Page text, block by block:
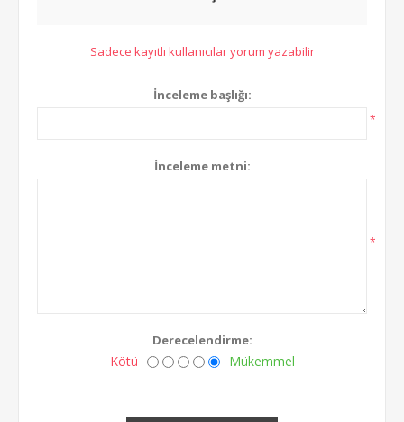
Sadece kayıtlı kullanıcılar yorum yazabilir
İnceleme başlığı:
*
İnceleme metni:
*
Derecelendirme:
Kötü Mükemmel